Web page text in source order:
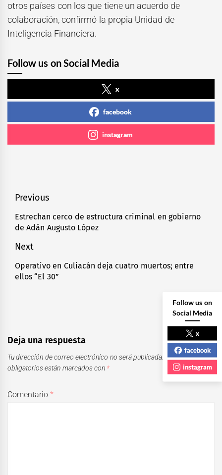
otros países con los que tiene un acuerdo de
colaboración, confirmó la propia Unidad de
Inteligencia Financiera.
Follow us on Social Media
x
facebook
instagram
Navegación
de
entradas
Previous
Previous
post:
Estrechan cerco de estructura criminal en gobierno
de Adán Augusto López
Next
Next
post:
Operativo en Culiacán deja cuatro muertos; entre
ellos “El 30”
Deja una respuesta
Tu dirección de correo electrónico no será publicada.
Los campos
obligatorios están marcados con *
Comentario*
Follow us on
Social Media
x
facebook
instagram